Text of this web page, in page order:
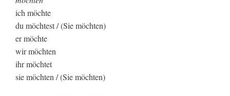
ich möchte
du möchtest / (Sie möchten)
er möchte
wir möchten
ihr möchtet
sie möchten / (Sie möchten)